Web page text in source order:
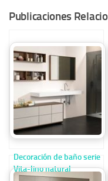
Publicaciones
Decoración de baño serie
Vita-lino natural